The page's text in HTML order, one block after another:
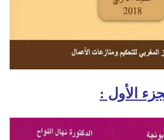
الأول :